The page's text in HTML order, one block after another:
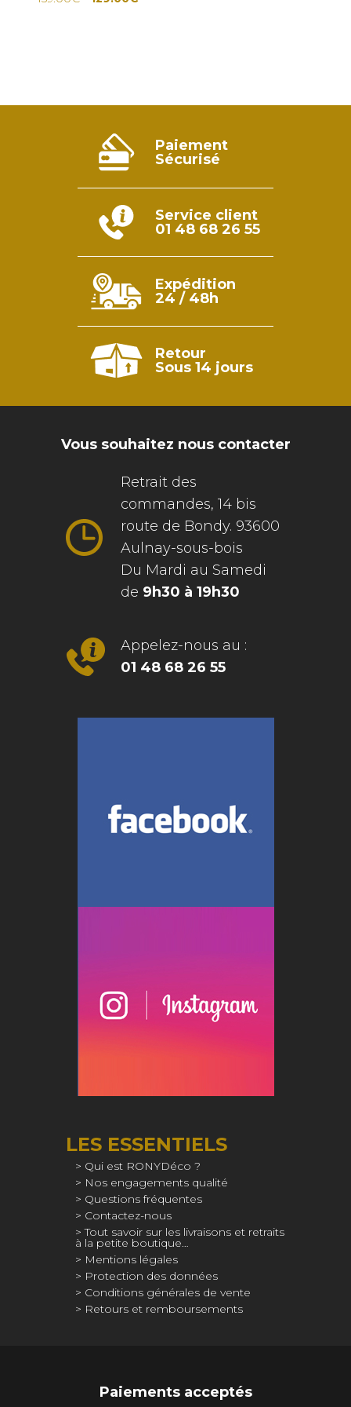
Paiement
Sécurisé
Service client
01 48 68 26 55
Expédition
24 / 48h
Retour
Sous 14 jours
Vous souhaitez nous contacter
Retrait des
commandes, 14 bis
route de Bondy. 93600
Aulnay-sous-bois
Du Mardi au Samedi
de 9h30 à 19h30
Appelez-nous au :
01 48 68 26 55
LES ESSENTIELS
Qui est RONYDéco ?
Nos engagements qualité
Questions fréquentes
Contactez-nous
Tout savoir sur les livraisons et retraits
à la petite boutique…
Mentions légales
Protection des données
Conditions générales de vente
Retours et remboursements
Paiements acceptés